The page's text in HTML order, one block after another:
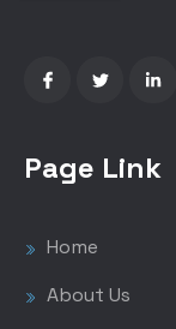
Page Link
Home
About Us